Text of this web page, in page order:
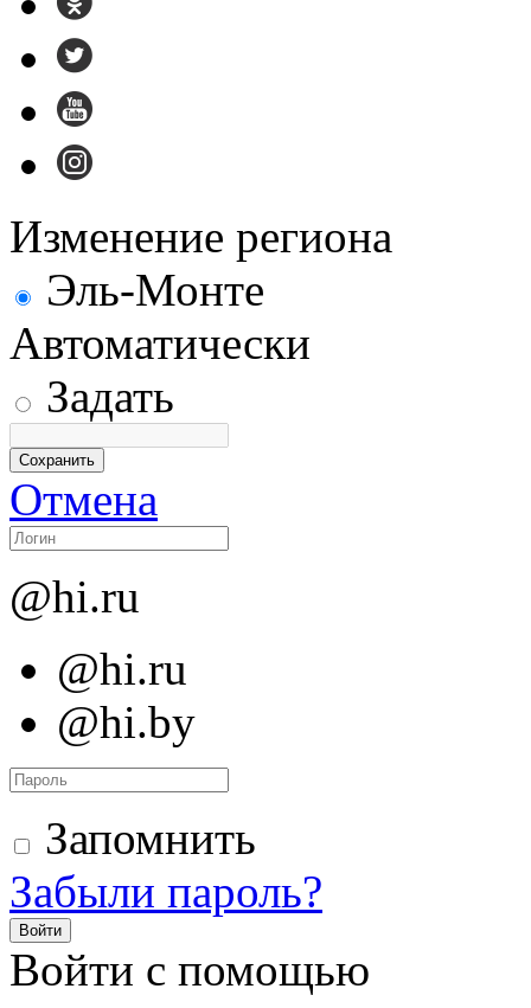
Изменение региона
Эль-Монте
Автоматически
Задать
Отмена
@hi.ru
@hi.ru
@hi.by
Запомнить
Забыли пароль?
Войти
Войти с помощью